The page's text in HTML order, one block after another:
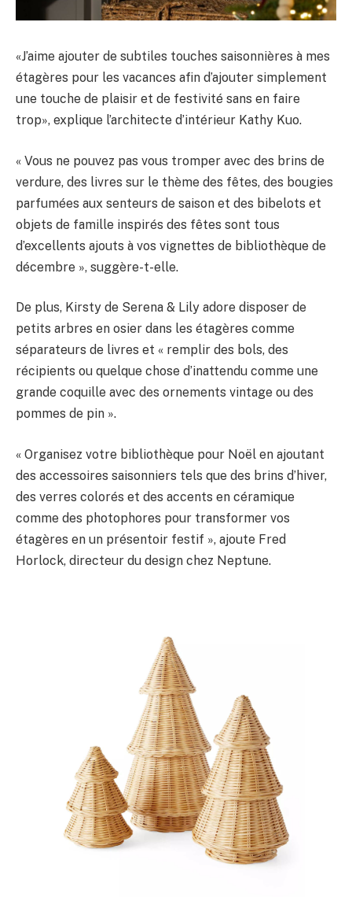
«J’aime ajouter de subtiles touches saisonnières à mes
étagères pour les vacances afin d’ajouter simplement
une touche de plaisir et de festivité sans en faire
trop», explique l’architecte d’intérieur Kathy Kuo.
« Vous ne pouvez pas vous tromper avec des brins de
verdure, des livres sur le thème des fêtes, des bougies
parfumées aux senteurs de saison et des bibelots et
objets de famille inspirés des fêtes sont tous
d’excellents ajouts à vos vignettes de bibliothèque de
décembre », suggère-t-elle.
De plus, Kirsty de Serena & Lily adore disposer de
petits arbres en osier dans les étagères comme
séparateurs de livres et « remplir des bols, des
récipients ou quelque chose d’inattendu comme une
grande coquille avec des ornements vintage ou des
pommes de pin ».
« Organisez votre bibliothèque pour Noël en ajoutant
des accessoires saisonniers tels que des brins d’hiver,
des verres colorés et des accents en céramique
comme des photophores pour transformer vos
étagères en un présentoir festif », ajoute Fred
Horlock, directeur du design chez Neptune.